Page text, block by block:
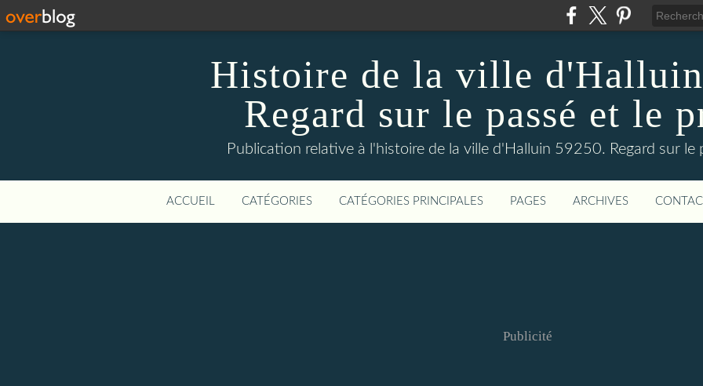
Histoire de la ville
Regard sur le passé et le
Publication relative à l'histoire de la ville d'Halluin 59250. Regard sur le
ACCUEIL CATÉGORIES CATÉGORIES PRINCIPALES PAGES ARCHIVES
Publicité